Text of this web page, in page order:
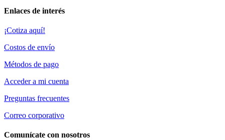
Enlaces de interés
¡Cotiza aquí!
Costos de envío
Métodos de pago
Acceder a mi cuenta
Preguntas frecuentes
Correo corporativo
Comunícate con nosotros